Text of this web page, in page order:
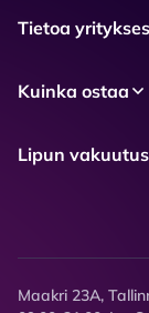
Tietoa
Kuinka ostaa
Lipun vakuutus
Maakri 23A,